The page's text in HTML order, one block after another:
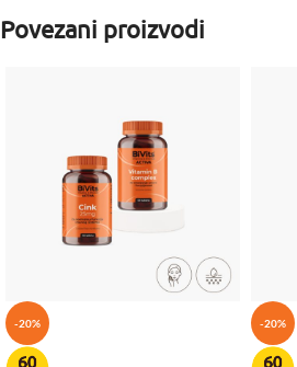
Povezani proizvodi
-20% -20%